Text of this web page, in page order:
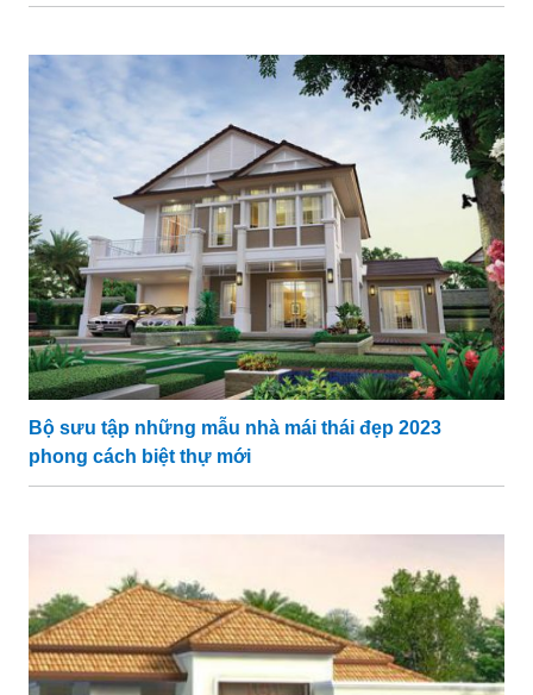
Bộ sưu tập những mẫu nhà mái thái đẹp 2023
phong cách biệt thự mới